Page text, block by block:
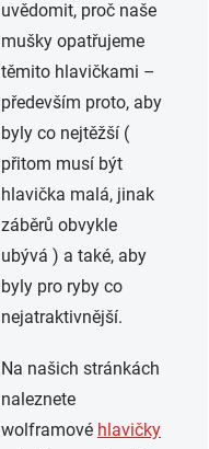
uvědomit, proč naše
mušky opatřujeme
těmito hlavičkami –
především proto, aby
byly co nejtěžší (
přitom musí být
hlavička malá, jinak
záběrů obvykle
ubývá ) a také, aby
byly pro ryby co
nejatraktivnější.
Na našich stránkách
naleznete
wolframové hlavičky